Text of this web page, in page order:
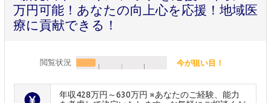
万円可能！あなたの向上心を応援！地域医
療に貢献できる！
閲覧状況 今が狙い目！
年収428万円～630万円 ※あなたのご経験、能力